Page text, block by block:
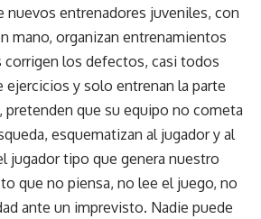
nuevos entrenadores juveniles, con
mano, organizan entrenamientos
corrigen los defectos, casi todos
y solo entrenan la parte
pretenden que su equipo no cometa
esquematizan al jugador y al
jugador tipo que genera nuestro
que no piensa, no lee el juego, no
ante un imprevisto. Nadie puede